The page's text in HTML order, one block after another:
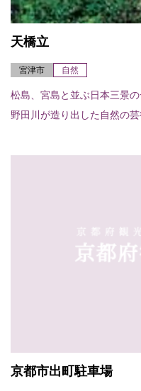
天橋立
宮津市 自然
松島、宮島と並ぶ日本三景
野田川が造り出した自然の芸
る。当地...
京都市出町駐車場